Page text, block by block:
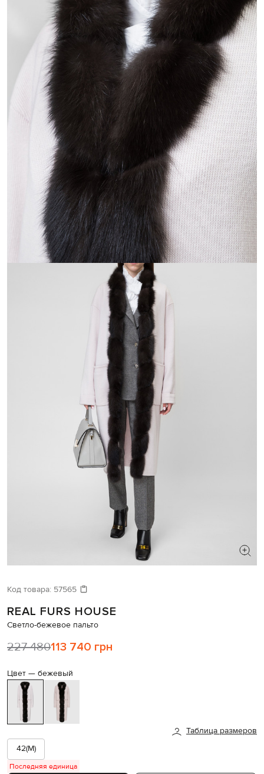
Давайте подберем что-то еще
Похожие товары
Код товара: 57565
REAL FURS HOUSE
Светло-бежевое пальто
227 480113 740 грн
Цвет — бежевый
Таблица размеров
42(M)
Последняя единица